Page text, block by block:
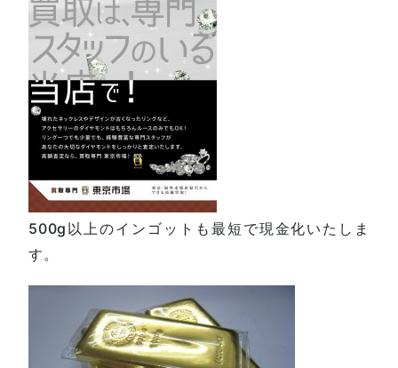
500g以上のインゴットも最短で現金化いたしま
す。